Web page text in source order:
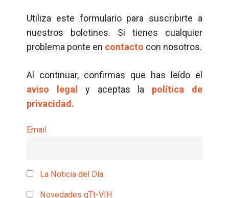
Utiliza este formulario para suscribirte a
nuestros boletines. Si tienes cualquier
problema ponte en contacto con nosotros.
Al continuar, confirmas que has leído el
aviso legal
y aceptas la política de
privacidad.
Email
La Noticia del Día
Novedades gTt-VIH